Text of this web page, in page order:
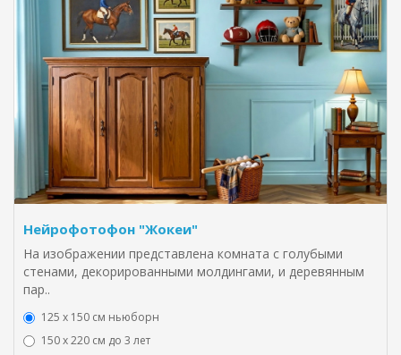
Нейрофотофон "Жокеи"
На изображении представлена комната с голубыми
стенами, декорированными молдингами, и деревянным
пар..
125 x 150 см ньюборн
150 х 220 см до 3 лет